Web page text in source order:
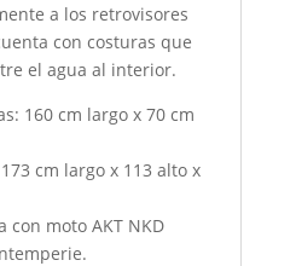
a los retrovisores
con costuras que
el agua al interior.
160 cm largo x 70 cm
cm largo x 113 alto x
con moto AKT NKD